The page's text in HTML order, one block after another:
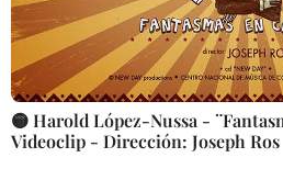
🟡 Harold López-Nussa -
Videoclip - Dirección: Joseph Ros